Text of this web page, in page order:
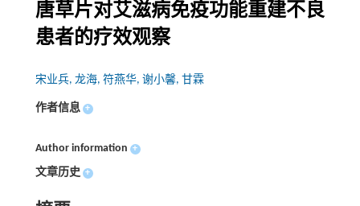
唐草片对艾滋病免疫功能重建不良
患者的疗效观察
宋业兵, 龙海, 符燕华, 谢小馨, 甘霖
作者信息 +
Author information +
文章历史 +